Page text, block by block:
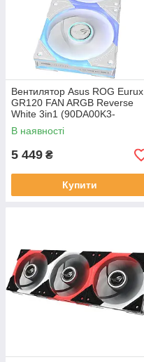
Вентилятор Asus ROG Eurux
GR120 FAN ARGB Reverse
White 3in1 (90DA00K3-
B09020)
В наявності
5 449 ₴
Купити